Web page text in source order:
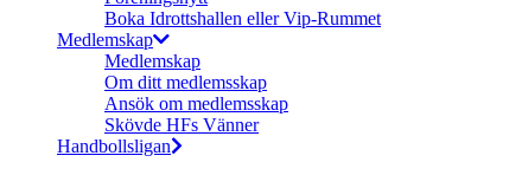
Boka Idrottshallen eller Vip-Rummet
Medlemskap
Medlemskap
Om ditt medlemsskap
Ansök om medlemsskap
Skövde HFs Vänner
Handbollsligan